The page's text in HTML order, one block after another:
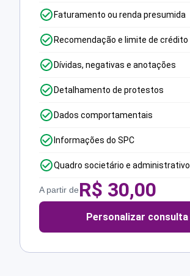
Faturamento ou renda presumida
Recomendação e limite de crédito
Dívidas, negativas e anotações
Detalhamento de protestos
Dados comportamentais
Informações do SPC
Quadro societário e administrativo
A partir deR$ 30,00
Personalizar consulta